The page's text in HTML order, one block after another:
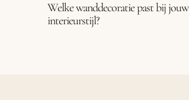
Welke wanddecoratie past bij jouw
interieurstijl?